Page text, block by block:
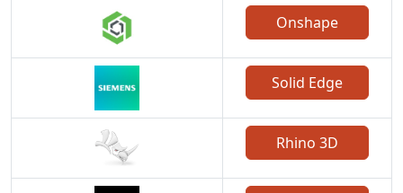
Onshape
Solid Edge
Rhino 3D